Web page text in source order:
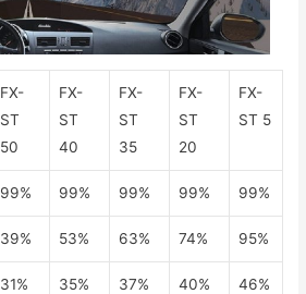
FX-
ST
50
FX-
ST
40
FX-
ST
35
FX-
ST
20
FX-
ST 5
99% 99% 99% 99% 99%
39% 53% 63% 74% 95%
31% 35% 37% 40% 46%